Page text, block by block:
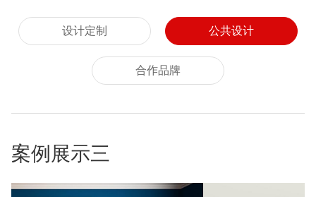
设计定制 公共设计
合作品牌
案例展示三